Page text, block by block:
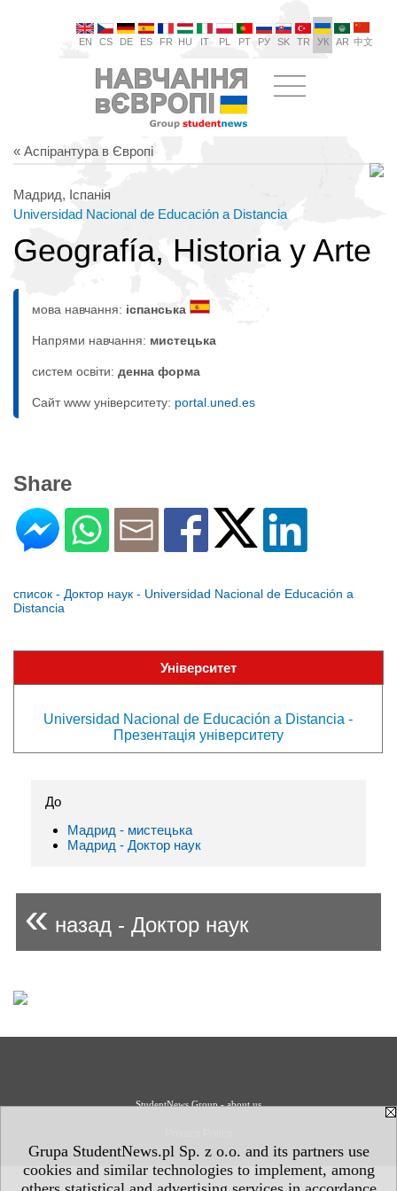
Grupa StudentNews.pl Sp. z o.o. and its partners use
cookies and similar technologies to implement, among
EN CS DE ES FR HU IT PL PT РУ SK TR УК AR 中文
« Аспірантура в Європі
Мадрид, Іспанія
Universidad Nacional de Educación a Distancia
Geografía, Historia y Arte
мова навчання: іспанська
Напрями навчання: мистецькa
систем освіти: денна форма
Сайт www університету: portal.uned.es
Share
список - Доктор наук - Universidad Nacional de Educación a
Distancia
Університет
Universidad Nacional de Educación a Distancia -
Презентація університету
До
Мадрид - мистецькa
Мадрид - Доктор наук
« назад - Доктор наук
StudentNews Group - about us